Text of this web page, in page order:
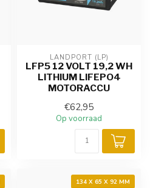
LANDPORT (LP)
LFP5 12 VOLT 19,2 WH
LITHIUM LIFEPO4
MOTORACCU
€62,95
Op voorraad
134 X 65 X 92 MM